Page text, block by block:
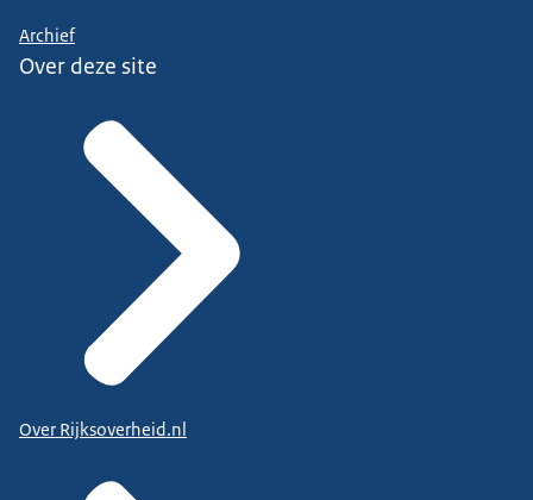
Archief
Over deze site
Over Rijksoverheid.nl